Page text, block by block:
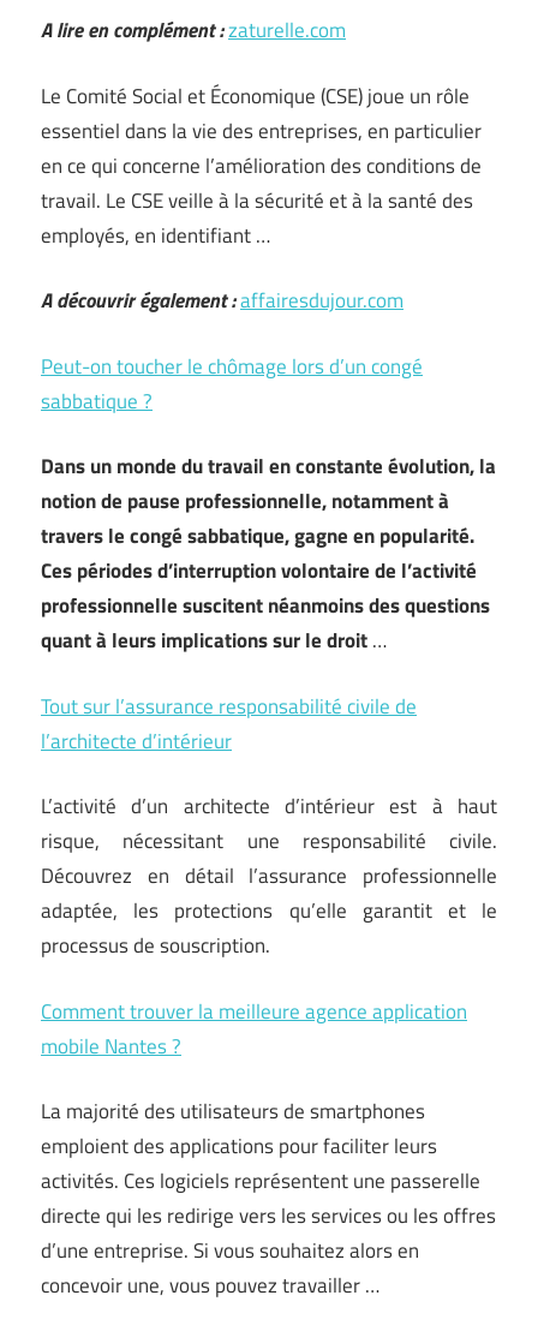
A lire en complément :zaturelle.com
Le Comité Social et Économique (CSE) joue un rôle
essentiel dans la vie des entreprises, en particulier
en ce qui concerne l’amélioration des conditions de
travail. Le CSE veille à la sécurité et à la santé des
employés, en identifiant …
A découvrir également :affairesdujour.com
Peut-on toucher le chômage lors d’un congé
sabbatique ?
Dans un monde du travail en constante évolution, la
notion de pause professionnelle, notamment à
travers le congé sabbatique, gagne en popularité.
Ces périodes d’interruption volontaire de l’activité
professionnelle suscitent néanmoins des questions
quant à leurs implications sur le droit…
Tout sur l’assurance responsabilité civile de
l’architecte d’intérieur
L’activité d’un architecte d’intérieur est à haut
risque, nécessitant une responsabilité civile.
Découvrez en détail l’assurance professionnelle
adaptée, les protections qu’elle garantit et le
processus de souscription.
Comment trouver la meilleure agence application
mobile Nantes ?
La majorité des utilisateurs de smartphones
emploient des applications pour faciliter leurs
activités. Ces logiciels représentent une passerelle
directe qui les redirige vers les services ou les offres
d’une entreprise. Si vous souhaitez alors en
concevoir une, vous pouvez travailler …